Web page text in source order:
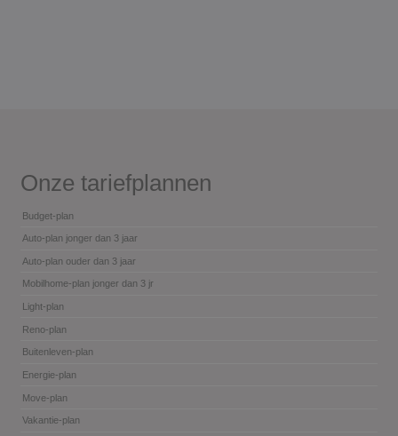
Onze tariefplannen
Budget-plan
Auto-plan jonger dan 3 jaar
Auto-plan ouder dan 3 jaar
Mobilhome-plan jonger dan 3 jr
Light-plan
Reno-plan
Buitenleven-plan
Energie-plan
Move-plan
Vakantie-plan